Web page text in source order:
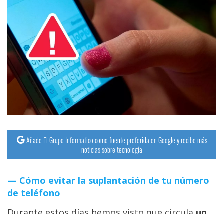
Añade El Grupo Informático como fuente preferida en Google y recibe más
noticias sobre tecnología
Cómo evitar la suplantación de tu número
de teléfono